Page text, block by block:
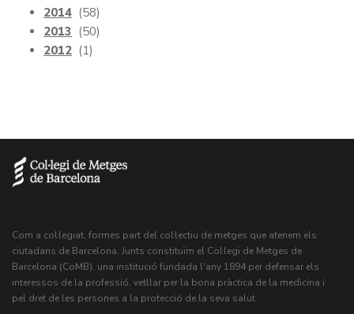
2014 (58)
2013 (50)
2012 (1)
Com a col·legiat, formes part del col·lectiu de metges que atenem els
ciutadans de Barcelona. Junts constituïm el Col·legi de Metges de
Barcelona (CoMB), una institució fundada l'any 1894 per defensar els
interessos de la professió, vetllar per la bona pràctica de la medicina i
pel dret de les persones a la protecció de la seva salut.